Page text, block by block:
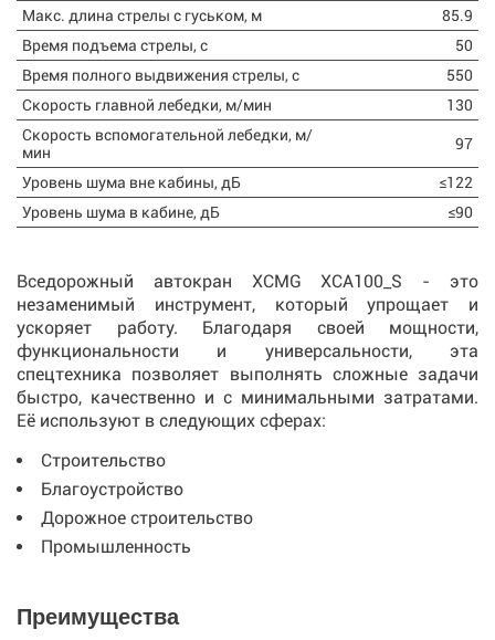
Макс. длина стрелы с гуськом, м
85.9
Время подъема стрелы, с
50
Время полного выдвижения стрелы, с
550
Скорость главной лебедки, м/мин
130
Скорость вспомогательной лебедки, м/
мин
97
Уровень шума вне кабины, дБ
≤122
Уровень шума в кабине, дБ
≤90
Вседорожный автокран XCMG XCA100_S - это
незаменимый инструмент, который упрощает и
ускоряет работу. Благодаря своей мощности,
функциональности и универсальности, эта
спецтехника позволяет выполнять сложные задачи
быстро, качественно и с минимальными затратами.
Её используют в следующих сферах:
Строительство
Благоустройство
Дорожное строительство
Промышленность
Преимущества